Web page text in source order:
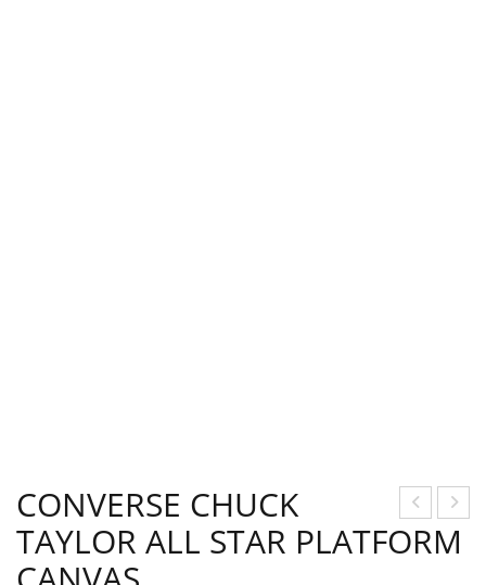
ON ON
CONVERSE CHUCK
TAYLOR ALL STAR PLATFORM